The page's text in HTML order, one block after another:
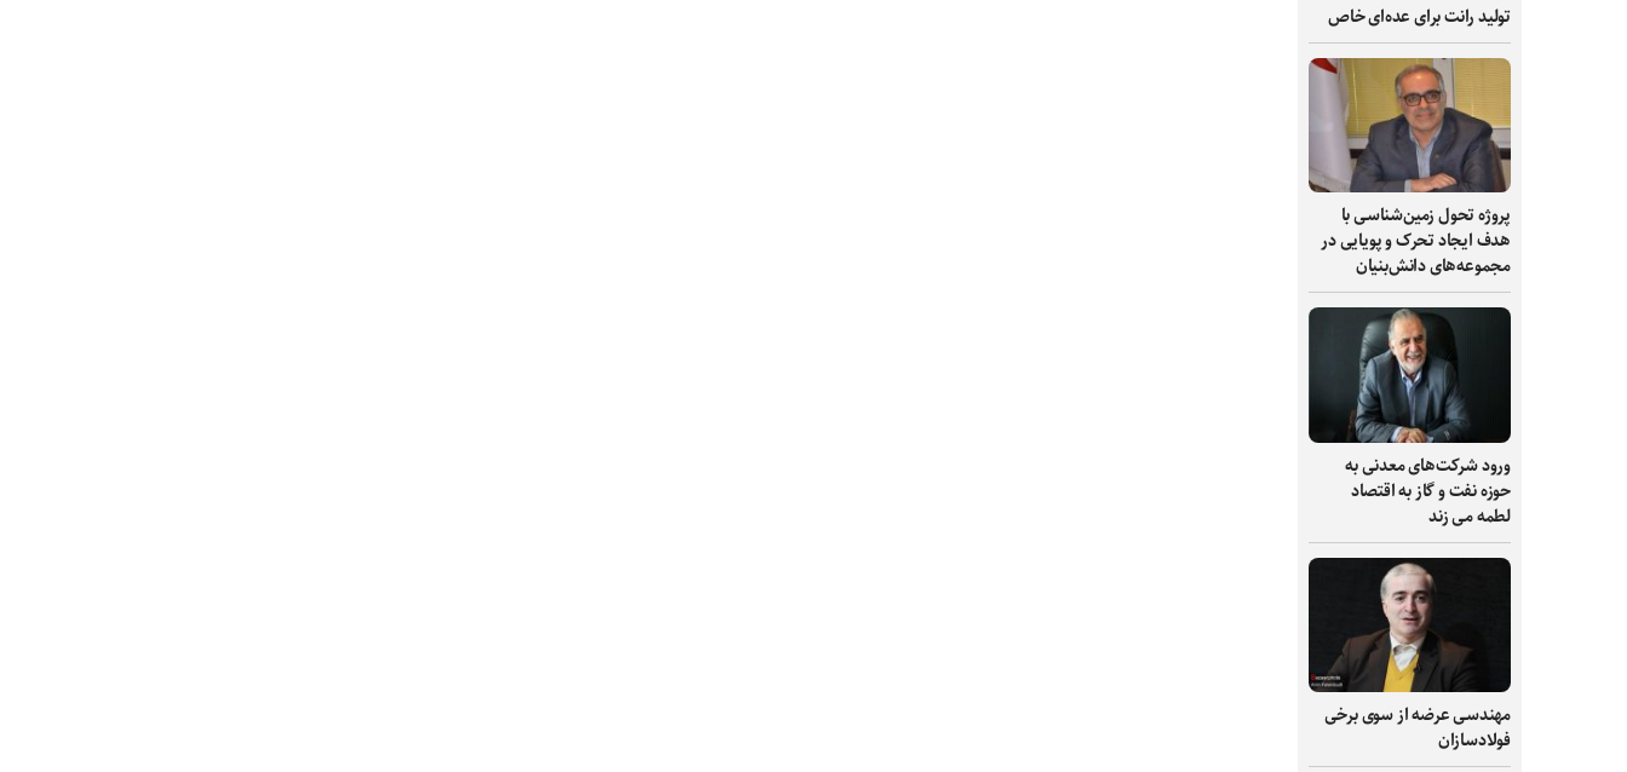
تولید رانت برای عده‌ای خاص
پروژه تحول زمین‌شناسی با
هدف ایجاد تحرک و پویایی در
مجموعه‌های دانش‌بنیان
ورود شرکت‌های معدنی به
حوزه نفت و گاز به اقتصاد
لطمه می زند
مهندسی عرضه از سوی برخی
فولادسازان